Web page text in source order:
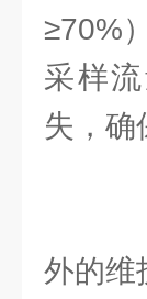
≥70%
采样
失，确
外的维